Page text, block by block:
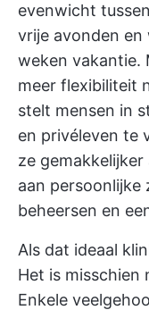
evenwicht
vrije avonden en
weken vakantie.
meer flexibiliteit
stelt mensen in
en privéleven te
ze
aan persoonlijke
beheersen en
Als dat ideaal
Het is misschien
Enkele